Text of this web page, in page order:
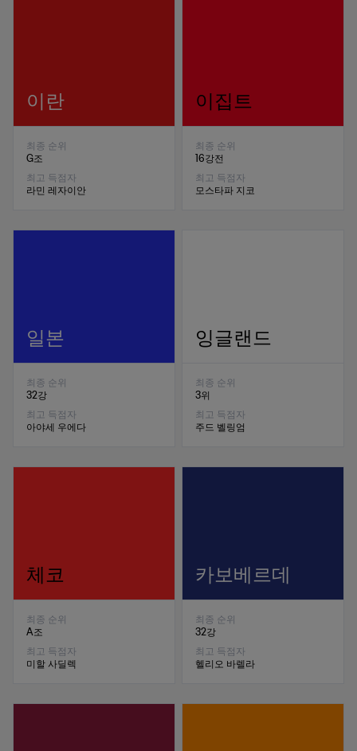
이란
최종 순위
G조
최고 득점자
라민 레자이안
이집트
최종 순위
16강전
최고 득점자
모스타파 지코
일본
최종 순위
32강
최고 득점자
아야세 우에다
잉글랜드
최종 순위
3위
최고 득점자
주드 벨링엄
체코
최종 순위
A조
최고 득점자
미할 사딜렉
카보베르데
최종 순위
32강
최고 득점자
헬리오 바렐라